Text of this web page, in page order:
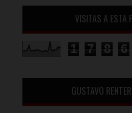
VISITAS A ESTA
1 7 8 6
GUSTAVO